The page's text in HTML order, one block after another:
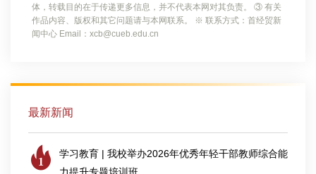
体，转载目的在于传递更多信息，并不代表本网对其负责。 ③ 有关
作品内容、版权和其它问题请与本网联系。 ※ 联系方式：首经贸新
闻中心 Email：xcb@cueb.edu.cn
最新新闻
1
学习教育 | 我校举办2026年优秀年轻干部教师综合能
力提升专题培训班